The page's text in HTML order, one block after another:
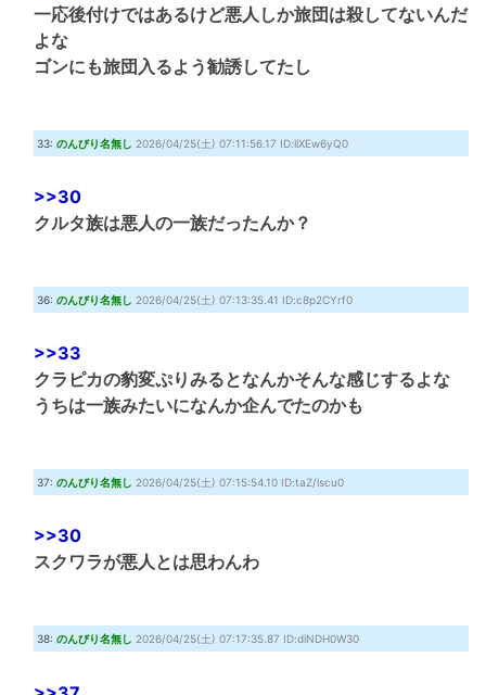
一応後付けではあるけど悪人しか旅団は殺してないんだ
よな
ゴンにも旅団入るよう勧誘してたし
33: のんびり名無し 2026/04/25(土) 07:11:56.17 ID:llXEw6yQ0
>>30
クルタ族は悪人の一族だったんか？
36: のんびり名無し 2026/04/25(土) 07:13:35.41 ID:c8p2CYrf0
>>33
クラピカの豹変ぷりみるとなんかそんな感じするよな
うちは一族みたいになんか企んでたのかも
37: のんびり名無し 2026/04/25(土) 07:15:54.10 ID:taZ/lscu0
>>30
スクワラが悪人とは思わんわ
38: のんびり名無し 2026/04/25(土) 07:17:35.87 ID:diNDH0W30